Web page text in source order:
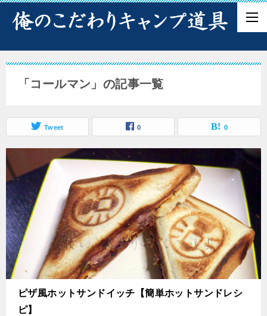
「コールマン」の記事一覧
Tweet 0 0
ピザ風ホットサンドイッチ【簡単ホットサンドレシ
ピ】